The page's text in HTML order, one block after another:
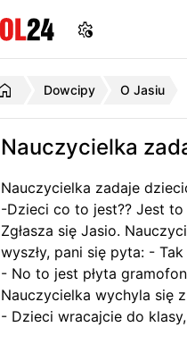
Dowcipy O Jasiu
Nauczycielka
Nauczycielka zadaje
-Dzieci co to jest?? Jest
Zgłasza się Jasio.
wyszły, pani się pyta: -
- No to jest płyta
Nauczycielka wychyla się
- Dzieci wracajcie do